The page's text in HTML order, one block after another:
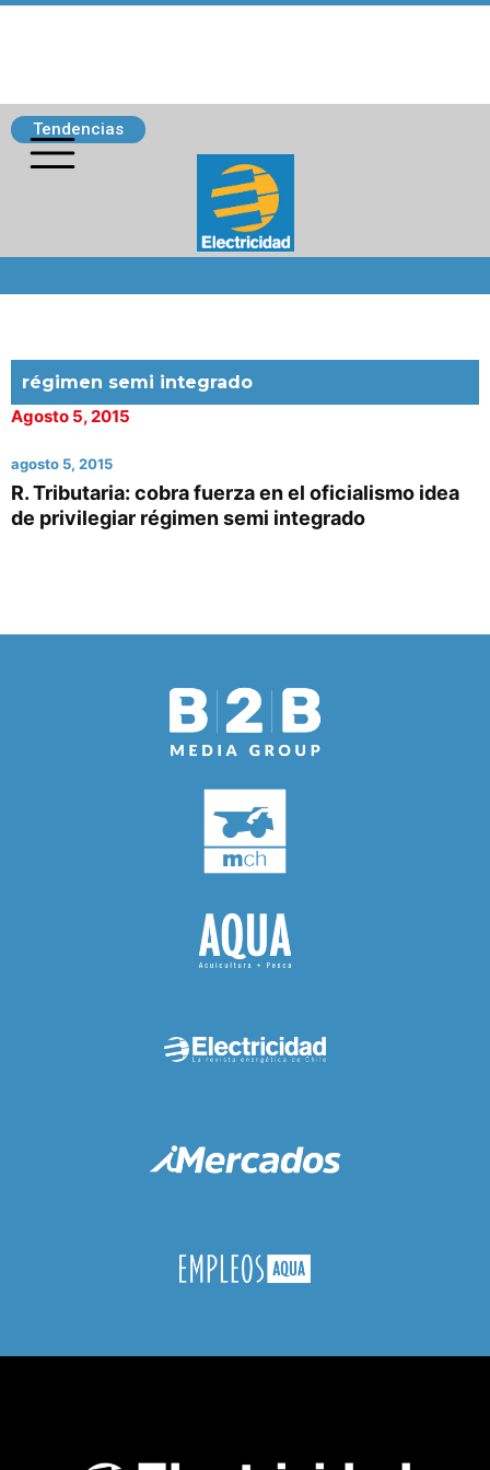
Tendencias
régimen semi integrado
Agosto 5, 2015
agosto 5, 2015
R. Tributaria: cobra fuerza en el oficialismo idea
de privilegiar régimen semi integrado